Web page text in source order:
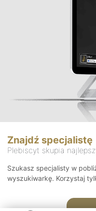
Znajdź specjalistę
Plebiscyt skupia
Szukasz specjalisty w
wyszukiwarkę. Korzystaj